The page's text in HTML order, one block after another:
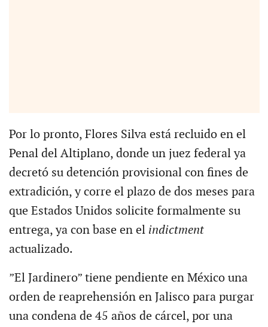
Por lo pronto, Flores Silva está recluido en el
Penal del Altiplano, donde un juez federal ya
decretó su detención provisional con fines de
extradición, y corre el plazo de dos meses para
que Estados Unidos solicite formalmente su
entrega, ya con base en el indictment
actualizado.
”El Jardinero” tiene pendiente en México una
orden de reaprehensión en Jalisco para purgar
una condena de 45 años de cárcel, por una